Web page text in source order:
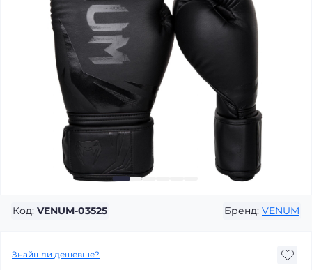
Код: VENUM-03525 Бренд: VENUM
Знайшли дешевше?